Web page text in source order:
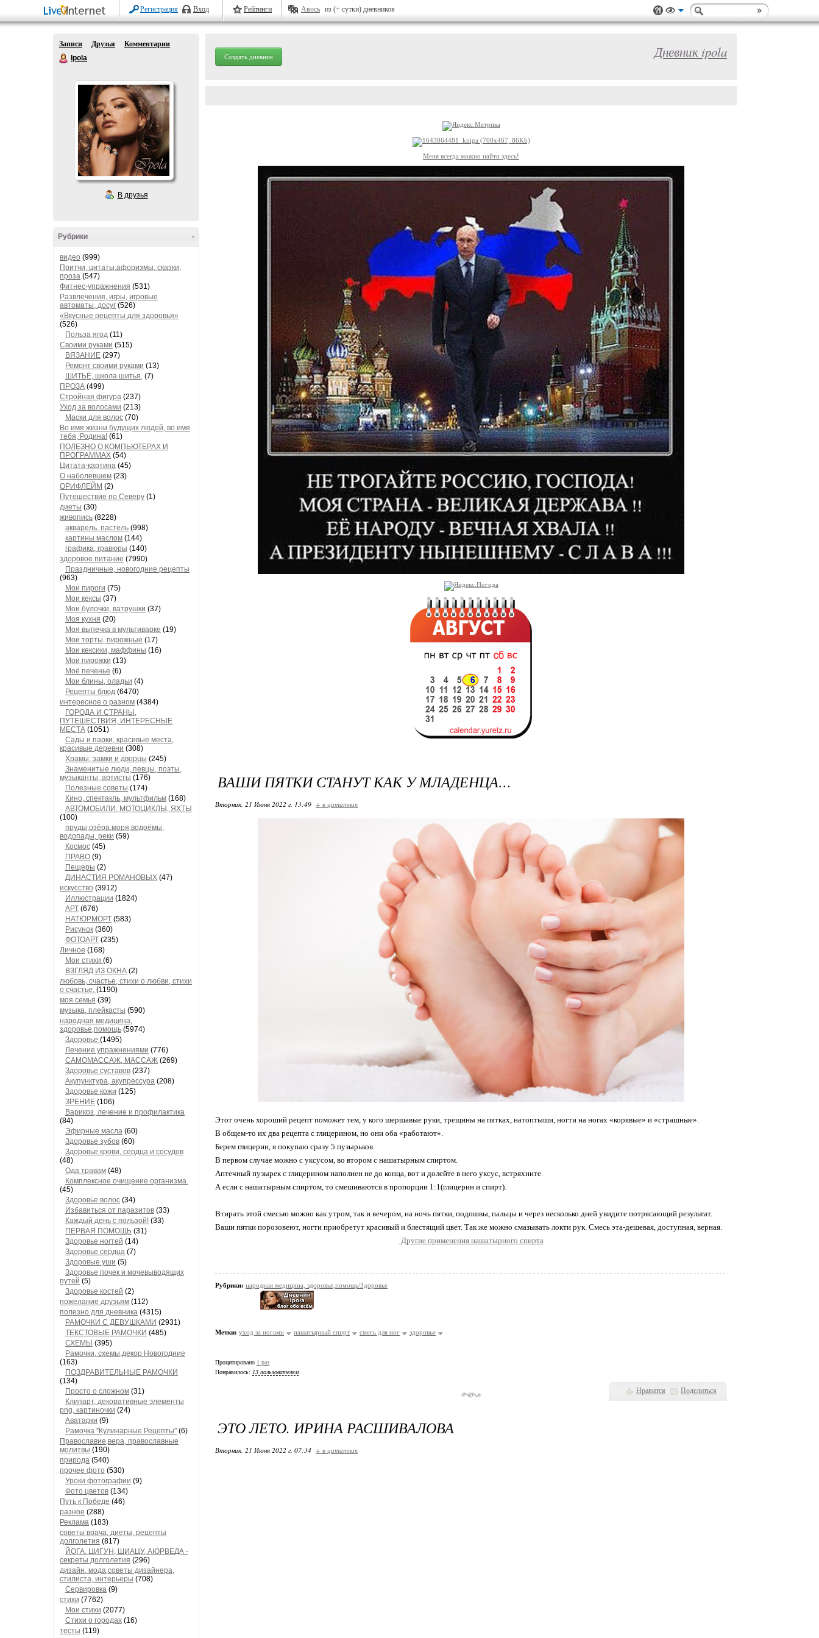
Регистрация Вход Рейтинги Авось из (+ сутки) дневников
Записи Друзья
Комментарии
Ipola
В друзья
-
Рубрики
видео (999)
Притчи, цитаты,афоризмы, сказки,
проза (547)
Фитнес-упражнения (531)
Развлечения, игры, игровые
автоматы, досуг (526)
«Вкусные рецепты для здоровья»
(526)
Польза ягод (11)
Своими руками (515)
ВЯЗАНИЕ (297)
Ремонт своими руками (13)
ШИТЬЁ, школа шитья, (7)
ПРОЗА (499)
Стройная фигура (237)
Уход за волосами (213)
Маски для волос (70)
Во имя жизни будущих людей, во имя
тебя, Родина! (61)
ПОЛЕЗНО О КОМПЬЮТЕРАХ И
ПРОГРАММАХ (54)
Цитата-картина (45)
О наболевшем (23)
ОРИФЛЕЙМ (2)
Путешествие по Северу (1)
диеты (30)
живопись (8228)
акварель, пастель (998)
картины маслом (144)
графика, гравюры (140)
здоровое питание (7990)
Праздничные, новогодние рецепты
(963)
Мои пироги (75)
Мои кексы (37)
Мои булочки, ватрушки (37)
Моя кухня (20)
Моя выпечка в мультиварке (19)
Мои торты, пирожные (17)
Мои кексики, маффины (16)
Мои пирожки (13)
Моё печенье (6)
Мои блины, оладьи (4)
Рецепты блюд (6470)
интересное о разном (4384)
ГОРОДА И СТРАНЫ,
ПУТЕШЕСТВИЯ, ИНТЕРЕСНЫЕ
МЕСТА (1051)
Сады и парки, красивые места,
красивые деревни (308)
Храмы, замки и дворцы (245)
Знаменитые люди, певцы, поэты,
музыканты, артисты (176)
Полезные советы (174)
Кино, спектакль, мультфильм (168)
АВТОМОБИЛИ, МОТОЦИКЛЫ, ЯХТЫ
(100)
пруды,озёра,моря,водоёмы,
водопады, реки (59)
Космос (45)
ПРАВО (9)
Пещеры (2)
ДИНАСТИЯ РОМАНОВЫХ (47)
искусство (3912)
Иллюстрации (1824)
АРТ (676)
НАТЮРМОРТ (583)
Рисунок (360)
ФОТОАРТ (235)
Личное (168)
Мои стихи (6)
ВЗГЛЯД ИЗ ОКНА (2)
любовь, счастье, стихи о любви, стихи
о счастье, (1190)
моя семья (39)
музыка, плейкасты (590)
народная медицина,
здоровье,помощь (5974)
Здоровье (1495)
Лечение упражнениями (776)
САМОМАССАЖ, МАССАЖ (269)
Здоровье суставов (237)
Акупунктура, акупрессура (208)
Здоровье кожи (125)
ЗРЕНИЕ (106)
Варикоз, лечение и профилактика
(84)
Эфирные масла (60)
Здоровье зубов (60)
Здоровье крови, сердца и сосудов
(48)
Ода травам (48)
Комплексное очищение организма.
(45)
Здоровье волос (34)
Избавиться от паразитов (33)
Каждый день с пользой! (33)
ПЕРВАЯ ПОМОЩЬ (31)
Здоровье ногтей (14)
Здоровье сердца (7)
Здоровые уши (5)
Здоровье почек и мочевыводящих
путей (5)
Здоровье костей (2)
пожелание друзьям (112)
полезно для дневника (4315)
РАМОЧКИ С ДЕВУШКАМИ (2931)
ТЕКСТОВЫЕ РАМОЧКИ (485)
СХЕМЫ (395)
Рамочки, схемы,декор Новогодние
(163)
ПОЗДРАВИТЕЛЬНЫЕ РАМОЧКИ
(134)
Просто о сложном (31)
Клипарт, декоративные элементы
png, картиночки (24)
Аватарки (9)
Рамочка "Кулинарные Рецепты" (6)
Православие,вера, православные
молитвы (190)
природа (540)
прочее фото (530)
Уроки фотографии (9)
Фото цветов (134)
Путь к Победе (46)
разное (288)
Реклама (183)
советы врача, диеты, рецепты
долголетия (817)
ЙОГА, ЦИГУН, ШИАЦУ, АЮРВЕДА -
секреты долголетия (296)
дизайн, мода,советы дизайнера,
стилиста, интерьеры (708)
Сервировка (9)
стихи (7762)
Мои стихи (2077)
Стихи о городах (16)
тесты (119)
Создать дневник Дневник ipola
Меня всегда можно найти здесь!
Нравится Поделиться
ВАШИ ПЯТКИ СТАНУТ КАК У МЛАДЕНЦА…
Вторник, 21 Июня 2022 г. 13:49 + в цитатник
Этот очень хороший рецепт поможет тем, у кого шершавые руки, трещины на пятках, натоптыши, ногти на ногах «корявые» и «страшные».
В общем-то их два рецепта с глицерином, но они оба «работают».
Берем глицерин, я покупаю сразу 5 пузырьков.
В первом случае можно с уксусом, во втором с нашатырным спиртом.
Аптечный пузырек с глицерином наполнен не до конца, вот и долейте в него уксус, встряхните.
А если с нашатырным спиртом, то смешиваются в пропорции 1:1(глицерин и спирт).
Втирать этой смесью можно как утром, так и вечером, на ночь пятки, подошвы, пальцы и через несколько дней увидите потрясающий результат.
Ваши пятки порозовеют, ногти приобретут красивый и блестящий цвет. Так же можно смазывать локти рук. Смесь эта-дешевая, доступная, верная.
Другие применения нашатырного спирта
Рубрики: народная медицина, здоровье,помощь/Здоровье
Метки: уход за ногами нашатырный спирт смесь для ног здоровье
Процитировано 1 раз
Понравилось: 13 пользователям
ЭТО ЛЕТО. ИРИНА РАСШИВАЛОВА
Вторник, 21 Июня 2022 г. 07:34 + в цитатник